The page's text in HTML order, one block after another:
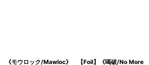
《モウロック/Mawloc》
【Foil】《喝破/No More